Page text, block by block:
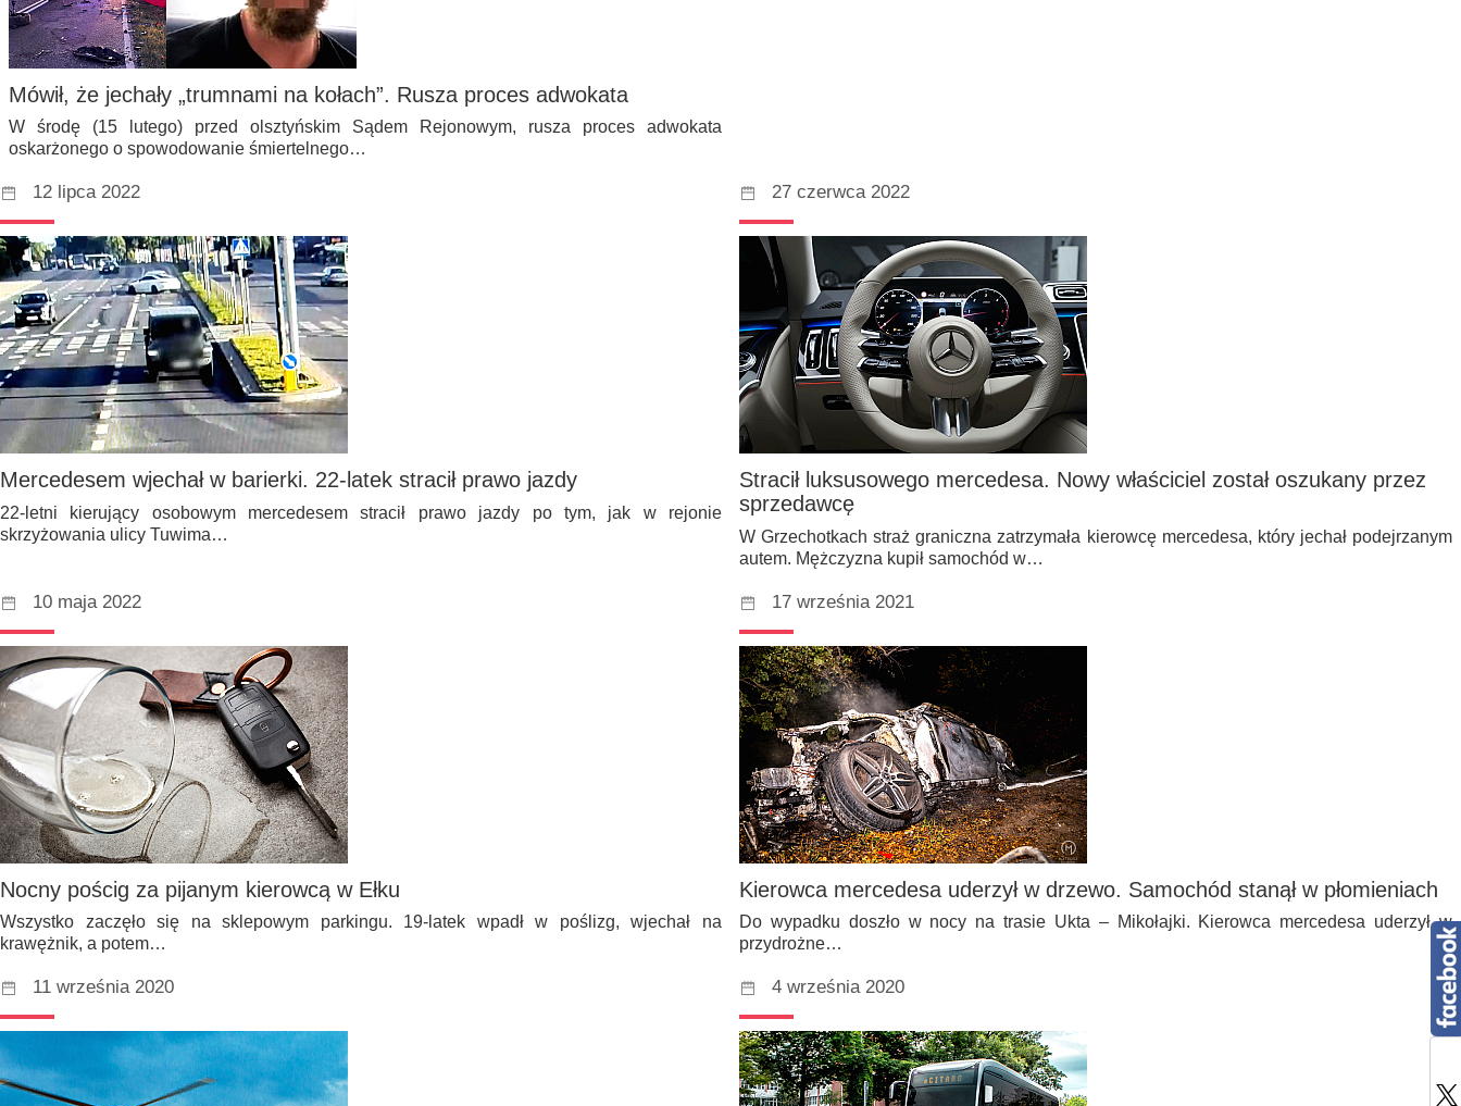
Mówił, że jechały „trumnami na kołach”. Rusza proces adwokata
W środę (15 lutego) przed olsztyńskim Sądem Rejonowym, rusza proces adwokata
oskarżonego o spowodowanie śmiertelnego…
12 lipca 2022
Mercedesem wjechał w barierki. 22-latek stracił prawo jazdy
22-letni kierujący osobowym mercedesem stracił prawo jazdy po tym, jak w rejonie
skrzyżowania ulicy Tuwima…
27 czerwca 2022
Stracił luksusowego mercedesa. Nowy właściciel został oszukany przez
sprzedawcę
W Grzechotkach straż graniczna zatrzymała kierowcę mercedesa, który jechał podejrzanym
autem. Mężczyzna kupił samochód w…
10 maja 2022
Nocny pościg za pijanym kierowcą w Ełku
Wszystko zaczęło się na sklepowym parkingu. 19-latek wpadł w poślizg, wjechał na
krawężnik, a potem…
17 września 2021
Kierowca mercedesa uderzył w drzewo. Samochód stanął w płomieniach
Do wypadku doszło w nocy na trasie Ukta – Mikołajki. Kierowca mercedesa uderzył w
przydrożne…
11 września 2020 4 września 2020